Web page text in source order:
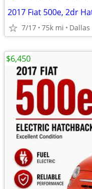
2017 Fiat 500e, 2dr
7/17 75k mi Dallas
$6,450